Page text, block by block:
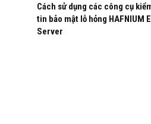
Cách sử dụng các công cụ
tin bảo mật lỗ hỏng HAFNIUM
Server